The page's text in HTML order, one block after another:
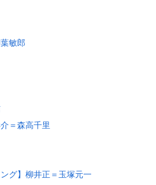
敏郎
＝森高千里
グ】柳井正＝玉塚元一